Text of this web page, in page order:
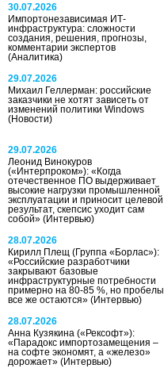
30.07.2026
Импортонезависимая ИТ-
инфраструктура: сложности
создания, решения, прогнозы,
комментарии экспертов
(Аналитика)
29.07.2026
Михаил Геллерман: российские
заказчики не хотят зависеть от
изменений политики Windows
(Новости)
29.07.2026
Леонид Винокуров
(«Интерпроком»): «Когда
отечественное ПО выдерживает
высокие нагрузки промышленной
эксплуатации и приносит целевой
результат, скепсис уходит сам
собой» (Интервью)
28.07.2026
Кирилл Плещ (Группа «Борлас»):
«Российские разработчики
закрывают базовые
инфраструктурные потребности
примерно на 80-85 %, но пробелы
все же остаются» (Интервью)
28.07.2026
Анна Кузякина («Рексофт»):
«Парадокс импортозамещения –
на софте экономят, а «железо»
дорожает» (Интервью)